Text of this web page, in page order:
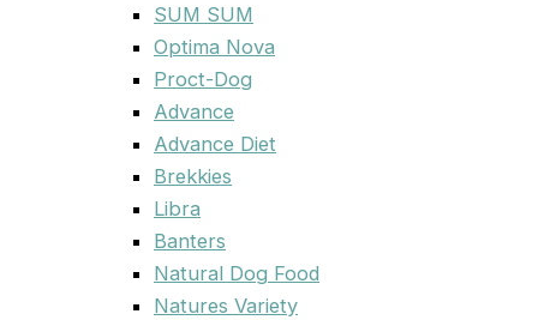
SUM SUM
Optima Nova
Proct-Dog
Advance
Advance Diet
Brekkies
Libra
Banters
Natural Dog Food
Natures Variety